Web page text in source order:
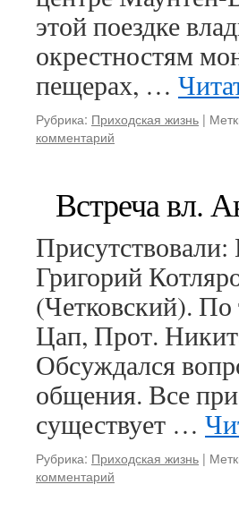
этой поездке
окрестностям
пещерах, …
Рубрика: Приходская жизнь |
комментарий
Встреча вл.
Григорий
(Четковский). По
Цап, Прот.
Обсуждался
общения. Все
существует …
Рубрика: Приходская жизнь |
комментарий